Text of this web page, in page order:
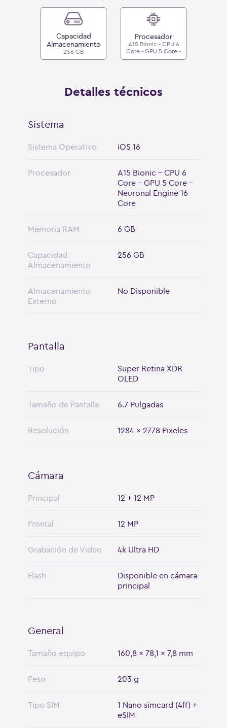
Capacidad
Almacenamiento
256 GB
Procesador
A15 Bionic - CPU 6
Core - GPU 5 Core -
Neuronal Engine 16
Detalles técnicos
Sistema
Sistema Operativo iOS 16
Procesador
A15 Bionic - CPU 6
Core - GPU 5 Core -
Neuronal Engine 16
Core
Memoria RAM 6 GB
Capacidad
Almacenamiento
256 GB
Almacenamiento
Externo
No Disponible
Pantalla
Tipo
Super Retina XDR
OLED
Tamaño de Pantalla 6.7 Pulgadas
Resolución 1284 x 2778 Pixeles
Cámara
Principal 12 + 12 MP
Frontal 12 MP
Grabación de Video 4k Ultra HD
Flash
Disponible en cámara
principal
General
Tamaño equipo 160,8 x 78,1 x 7,8 mm
Peso 203 g
Tipo SIM
1 Nano simcard (4ff) +
eSIM